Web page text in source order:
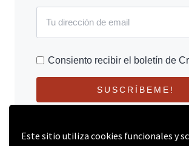
Este sitio utiliza cookies funcionales y
Consiento recibir el boletín de
SUSCRÍBEME!